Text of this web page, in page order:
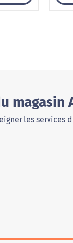
magasin
les services